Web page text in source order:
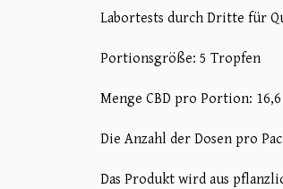
Labortests durch Dritte für
Portionsgröße: 5 Tropfen
Menge CBD pro Portion: 16,6
Die Anzahl der Dosen pro
Das Produkt wird aus